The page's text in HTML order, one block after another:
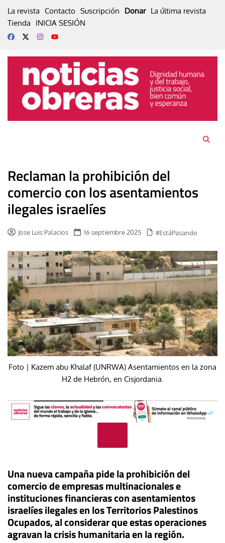
La revista Contacto Suscripción Donar La última revista
Tienda
INICIA SESIÓN
Reclaman la prohibición del
comercio con los asentamientos
ilegales israelíes
Jose Luis Palacios 16 septiembre 2025 #EstáPasando
Foto | Kazem abu Khalaf (UNRWA) Asentamientos en la zona
H2 de Hebrón, en Cisjordania.
Una nueva campaña pide la prohibición del
comercio de empresas multinacionales e
instituciones financieras con asentamientos
israelíes ilegales en los Territorios Palestinos
Ocupados, al considerar que estas operaciones
agravan la crisis humanitaria en la región.